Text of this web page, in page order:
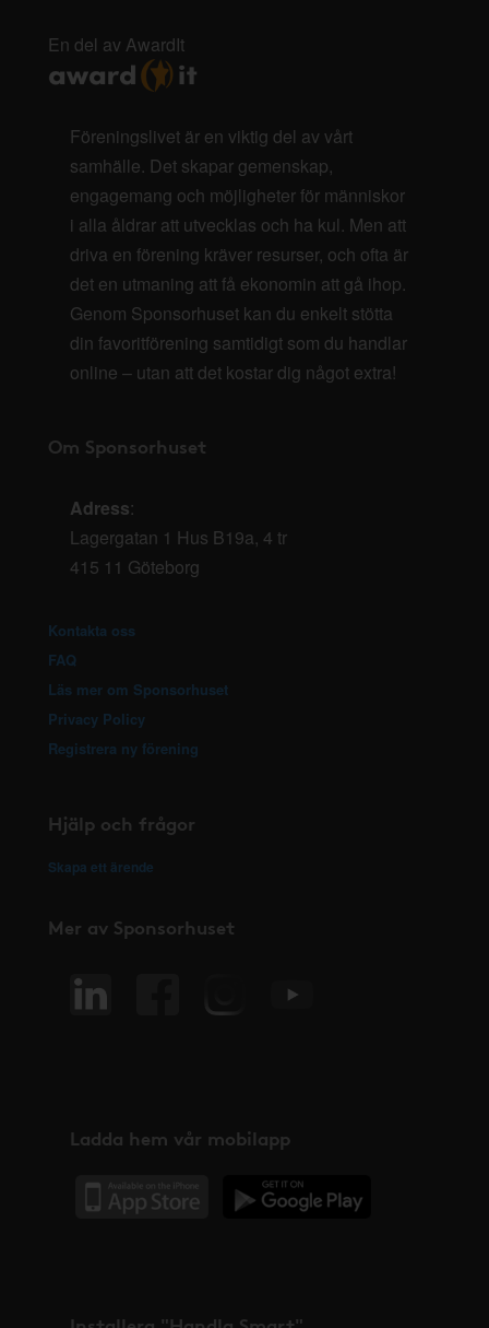
En del av AwardIt
Föreningslivet är en viktig del av vårt
samhälle. Det skapar gemenskap,
engagemang och möjligheter för människor
i alla åldrar att utvecklas och ha kul. Men att
driva en förening kräver resurser, och ofta är
det en utmaning att få ekonomin att gå ihop.
Genom Sponsorhuset kan du enkelt stötta
din favoritförening samtidigt som du handlar
online – utan att det kostar dig något extra!
Om Sponsorhuset
Adress:
Lagergatan 1 Hus B19a, 4 tr
415 11 Göteborg
Kontakta oss
FAQ
Läs mer om Sponsorhuset
Privacy Policy
Registrera ny förening
Hjälp och frågor
Skapa ett ärende
Mer av Sponsorhuset
Ladda hem vår mobilapp